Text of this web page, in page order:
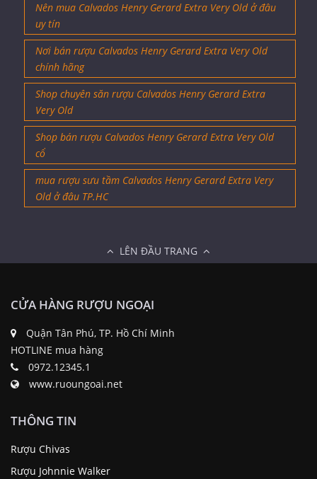
Nên mua Calvados Henry Gerard Extra Very Old ở đâu
uy tín
Nơi bán rượu Calvados Henry Gerard Extra Very Old
chính hãng
Shop chuyên săn rượu Calvados Henry Gerard Extra
Very Old
Shop bán rượu Calvados Henry Gerard Extra Very Old
cổ
mua rượu sưu tầm Calvados Henry Gerard Extra Very
Old ở đâu TP.HC
LÊN ĐẦU TRANG
CỬA HÀNG RƯỢU NGOẠI
Quận Tân Phú, TP. Hồ Chí Minh
HOTLINE mua hàng
0972.12345.1
www.ruoungoai.net
THÔNG TIN
Rượu Chivas
Rượu Johnnie Walker